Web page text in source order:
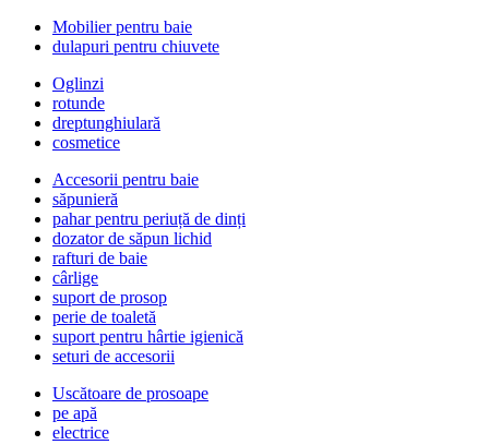
Mobilier pentru baie
dulapuri pentru chiuvete
Oglinzi
rotunde
dreptunghiulară
cosmetice
Accesorii pentru baie
săpunieră
pahar pentru periuță de dinți
dozator de săpun lichid
rafturi de baie
cârlige
suport de prosop
perie de toaletă
suport pentru hârtie igienică
seturi de accesorii
Uscătoare de prosoape
pe apă
electrice